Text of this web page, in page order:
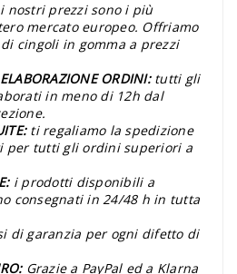
i nostri prezzi sono i più
mercato europeo. Offriamo
cingoli in gomma a prezzi
ORDINI: tutti gli
in meno di 12h dal
ti regaliamo la spedizione
per tutti gli ordini superiori a
i prodotti disponibili a
consegnati in 24/48 h in tutta
di garanzia per ogni difetto di
Grazie a PayPal ed a Klarna